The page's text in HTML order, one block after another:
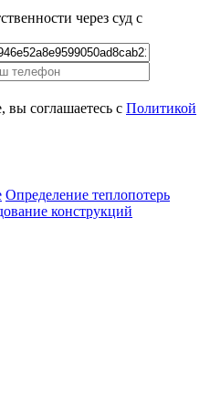
через суд с
вы соглашаетесь с Политикой
Определение теплопотерь
конструкций